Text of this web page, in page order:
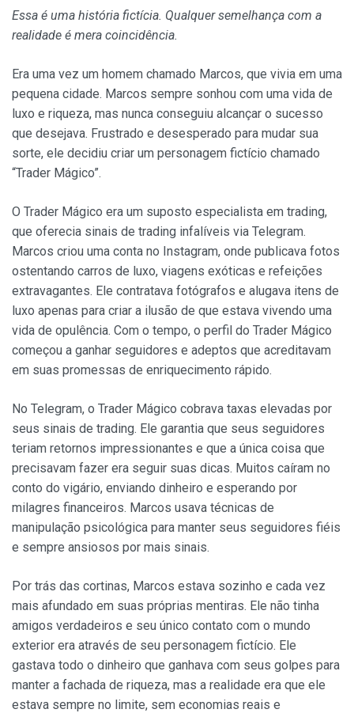
Essa é uma história fictícia. Qualquer semelhança com a
realidade é mera coincidência.
Era uma vez um homem chamado Marcos, que vivia em uma
pequena cidade. Marcos sempre sonhou com uma vida de
luxo e riqueza, mas nunca conseguiu alcançar o sucesso
que desejava. Frustrado e desesperado para mudar sua
sorte, ele decidiu criar um personagem fictício chamado
“Trader Mágico”.
O Trader Mágico era um suposto especialista em trading,
que oferecia sinais de trading infalíveis via Telegram.
Marcos criou uma conta no Instagram, onde publicava fotos
ostentando carros de luxo, viagens exóticas e refeições
extravagantes. Ele contratava fotógrafos e alugava itens de
luxo apenas para criar a ilusão de que estava vivendo uma
vida de opulência. Com o tempo, o perfil do Trader Mágico
começou a ganhar seguidores e adeptos que acreditavam
em suas promessas de enriquecimento rápido.
No Telegram, o Trader Mágico cobrava taxas elevadas por
seus sinais de trading. Ele garantia que seus seguidores
teriam retornos impressionantes e que a única coisa que
precisavam fazer era seguir suas dicas. Muitos caíram no
conto do vigário, enviando dinheiro e esperando por
milagres financeiros. Marcos usava técnicas de
manipulação psicológica para manter seus seguidores fiéis
e sempre ansiosos por mais sinais.
Por trás das cortinas, Marcos estava sozinho e cada vez
mais afundado em suas próprias mentiras. Ele não tinha
amigos verdadeiros e seu único contato com o mundo
exterior era através de seu personagem fictício. Ele
gastava todo o dinheiro que ganhava com seus golpes para
manter a fachada de riqueza, mas a realidade era que ele
estava sempre no limite, sem economias reais e